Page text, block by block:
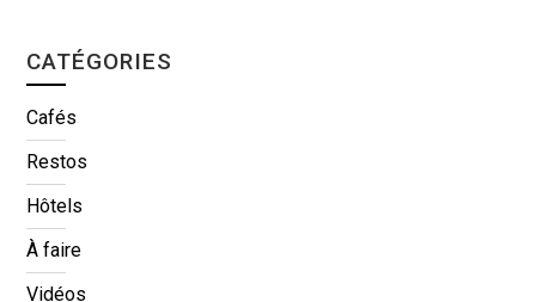
CATÉGORIES
Cafés
Restos
Hôtels
À faire
Vidéos